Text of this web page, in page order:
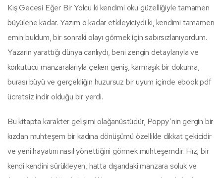
Kış Gecesi Eğer Bir Yolcu ki kendimi oku güzelliğiyle tamamen
büyülene kadar. Yazım o kadar etkileyiciydi ki, kendimi tamamen
emin buldum, bir sonraki olayı görmek için sabırsızlanıyordum.
Yazarın yarattığı dünya canlıydı, beni zengin detaylarıyla ve
korkutucu manzaralarıyla çeken geniş, karmaşık bir dokuma,
burası büyü ve gerçekliğin huzursuz bir uyum içinde ebook pdf
ücretsiz indir olduğu bir yerdi.
Bu kitapta karakter gelişimi olağanüstüdür, Poppy’nin gergin bir
kızdan muhteşem bir kadına dönüşümü özellikle dikkat çekicidir
ve yeni hayatını nasıl yönettiğini görmek muhteşemdir. Hız, bir
kendi kendini sürükleyen, hatta dışarıdaki manzara soluk ve